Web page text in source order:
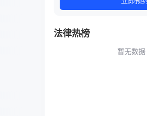
法律热榜
暂无数据